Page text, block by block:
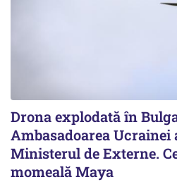
Drona explodată în
Ambasadoarea Ucrainei
Ministerul de Externe.
momeală Maya